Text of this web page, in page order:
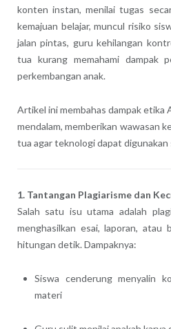
konten instan, menilai tugas
kemajuan belajar, muncul risiko
jalan pintas, guru kehilangan
tua kurang memahami dampak
perkembangan anak.
Artikel ini membahas dampak etika
mendalam, memberikan wawasan
tua agar teknologi dapat
1. Tantangan Plagiarisme dan
Salah satu isu utama adalah
menghasilkan esai, laporan, atau
hitungan detik. Dampaknya:
Siswa cenderung menyalin
materi